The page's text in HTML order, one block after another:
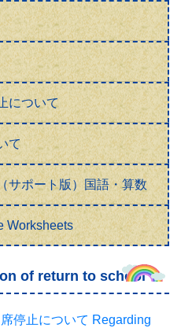
について
て
サポート版）国語・算数
Worksheets
of return to school
停止について Regarding